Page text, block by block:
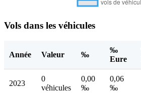
Vols dans les véhicules
Année Valeur ‰
‰
Eure
2023
0
véhicules
0,00
‰
0,06
‰